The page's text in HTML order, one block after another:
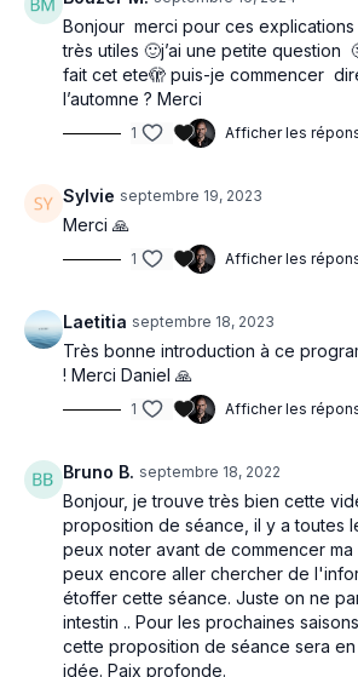
Bonjour merci pour ces
très utiles 🙂j’ai une petite question
fait cet ete🫣 puis-je commencer
l’automne ? Merci
1 Afficher les
Sylvie septembre 19, 2023
Merci 🙏
1 Afficher les
Laetitia septembre 18, 2023
Très bonne introduction à ce
! Merci Daniel 🙏
1 Afficher les
Bruno B. septembre 18, 2022
Bonjour, je trouve très bien cette
proposition de séance, il y a toutes
peux noter avant de commencer
peux encore aller chercher de
étoffer cette séance. Juste on ne
intestin .. Pour les prochaines
cette proposition de séance sera
idée. Paix profonde.